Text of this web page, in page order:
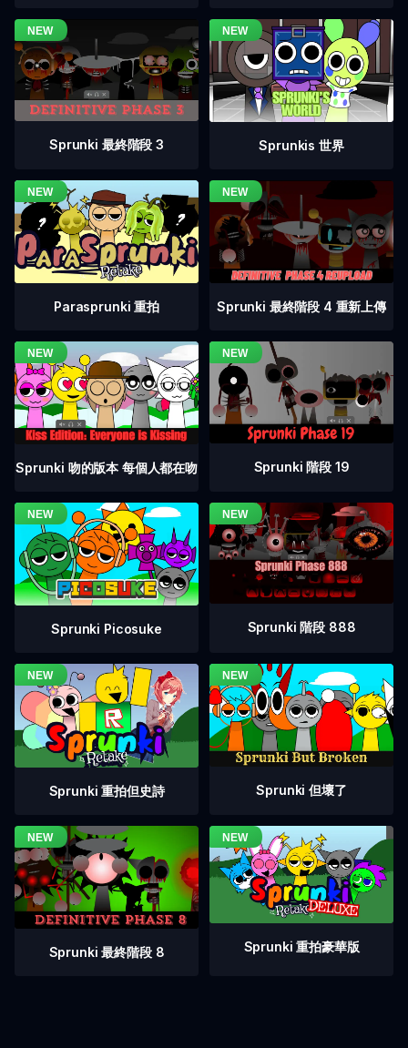
Sprunki 最終階段 3 Sprunkis 世界
Parasprunki 重拍 Sprunki 最終階段 4 重新上傳
Sprunki 吻的版本 每個人都在吻 Sprunki 階段 19
Sprunki Picosuke Sprunki 階段 888
Sprunki 重拍但史詩 Sprunki 但壞了
Sprunki 最終階段 8 Sprunki 重拍豪華版